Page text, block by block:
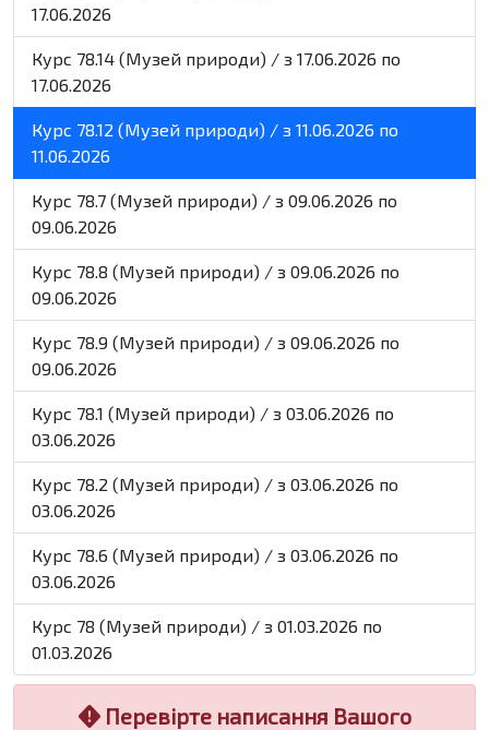
17.06.2026
Курс 78.14 (Музей природи) / з 17.06.2026 по
17.06.2026
Курс 78.12 (Музей природи) / з 11.06.2026 по
11.06.2026
Курс 78.7 (Музей природи) / з 09.06.2026 по
09.06.2026
Курс 78.8 (Музей природи) / з 09.06.2026 по
09.06.2026
Курс 78.9 (Музей природи) / з 09.06.2026 по
09.06.2026
Курс 78.1 (Музей природи) / з 03.06.2026 по
03.06.2026
Курс 78.2 (Музей природи) / з 03.06.2026 по
03.06.2026
Курс 78.6 (Музей природи) / з 03.06.2026 по
03.06.2026
Курс 78 (Музей природи) / з 01.03.2026 по
01.03.2026
Перевірте написання Вашого